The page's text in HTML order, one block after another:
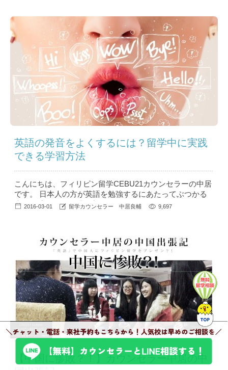
人でもファンが多いでしょう。フィリピン留学を考えてい
る、フィリピンが初めての学生さんにとってはイメージす
ることが幾分難しいことと思います。 ...
英語の発音をよくするには？留学中に実践
できる学習方法
こんにちは、フィリピン留学CEBU21カウンセラーの中居
です。 日本人の方が英語を勉強するにあたってぶつかる
大きな壁といえば『発音』ではないでしょうか。 RやL、T
も発音をよくする必要があるのか？といったお話をお送り
します。 発音...
2016-03-01 留学カウンセラー 中居良輔 9,697
【中国に惨敗？！】カウンセラー中居の中